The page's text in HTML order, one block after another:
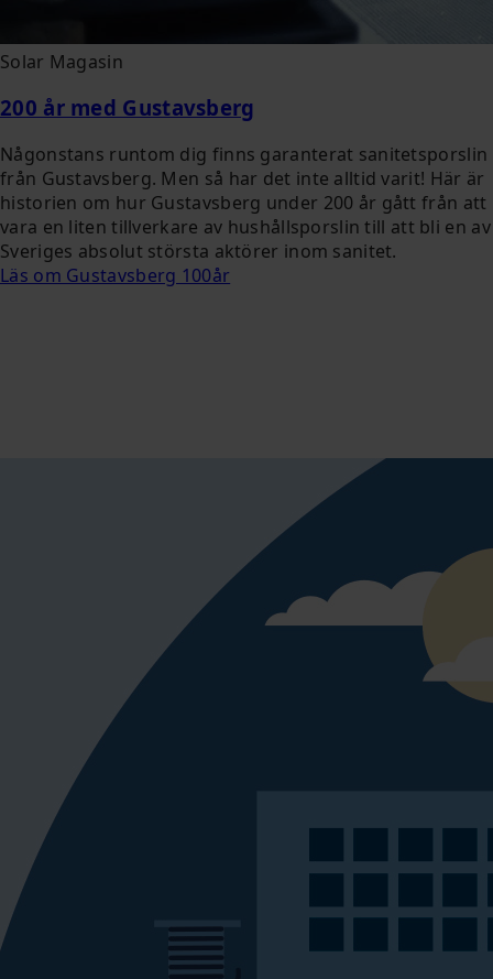
Solar Magasin
200 år med Gustavsberg
Någonstans runtom dig finns garanterat sanitetsporslin
från Gustavsberg. Men så har det inte alltid varit! Här är
historien om hur Gustavsberg under 200 år gått från att
vara en liten tillverkare av hushållsporslin till att bli en av
Sveriges absolut största aktörer inom sanitet.
Läs om Gustavsberg 100år